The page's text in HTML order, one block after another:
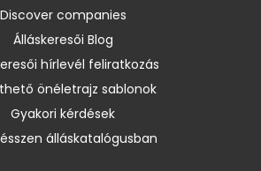
Discover companies
Álláskeresői Blog
hírlevél feliratkozás
önéletrajz sablonok
Gyakori kérdések
álláskatalógusban